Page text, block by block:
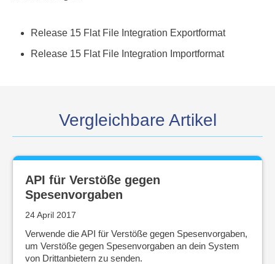
Release 15 Flat File Integration Exportformat
Release 15 Flat File Integration Importformat
Vergleichbare Artikel
API für Verstöße gegen
Spesenvorgaben
24 April 2017
Verwende die API für Verstöße gegen Spesenvorgaben,
um Verstöße gegen Spesenvorgaben an dein System
von Drittanbietern zu senden.